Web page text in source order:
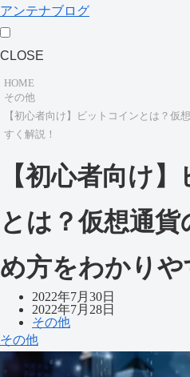
アンテナブログ
CLOSE
HOME
その他
【初心者向け】ビットコインとは？仮
すく解説！
【初心者向け
とは？仮想通
め方をわかりや
2022年7月30日
2022年7月28日
その他
その他